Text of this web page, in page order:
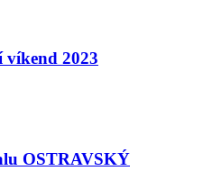
víkend 2023
OSTRAVSKÝ